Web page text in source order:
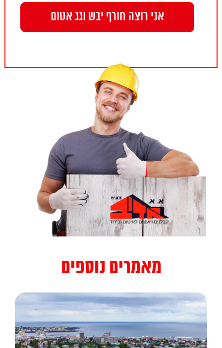
מאמרים נוספים